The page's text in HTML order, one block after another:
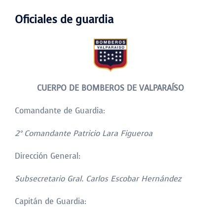
Oficiales de guardia
CUERPO DE BOMBEROS DE VALPARAÍSO
Comandante de Guardia:
2° Comandante Patricio Lara Figueroa
Dirección General:
Subsecretario Gral. Carlos Escobar Hernández
Capitán de Guardia: